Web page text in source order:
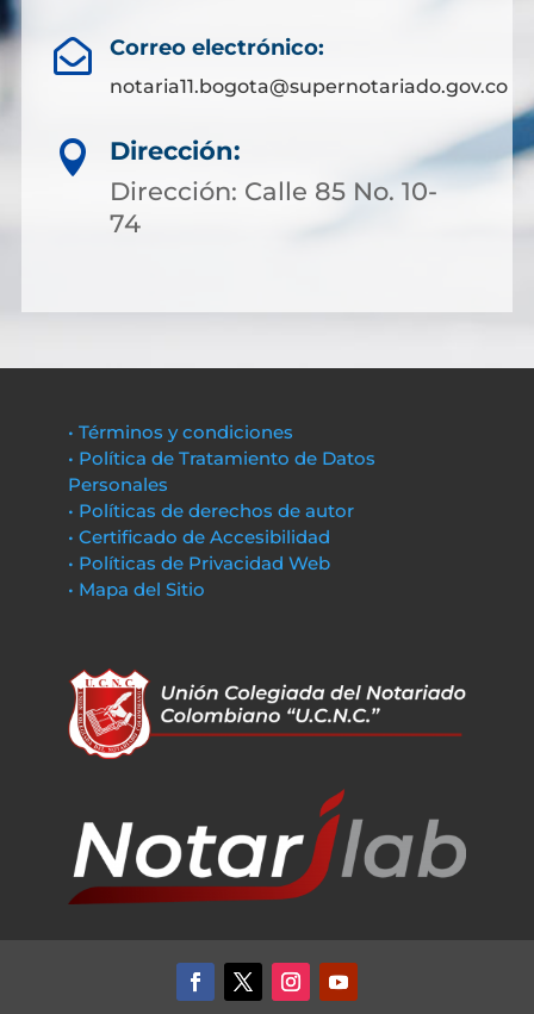
 Correo electrónico:
notaria11.bogota@supernotariado.gov.co

Dirección:
Dirección: Calle 85 No. 10-
74
• Términos y condiciones
• Política de Tratamiento de Datos
Personales
• Políticas de derechos de autor
• Certificado de Accesibilidad
• Políticas de Privacidad Web
• Mapa del Sitio